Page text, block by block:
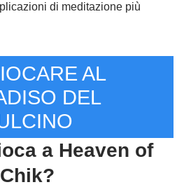
di meditazione più
AL
DEL
a Heaven of
Chik?